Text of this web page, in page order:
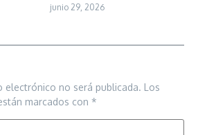
junio 29, 2026
electrónico no será publicada. Los
marcados con *